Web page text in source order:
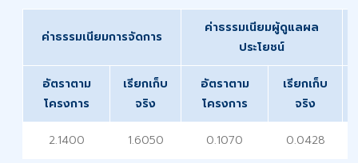
ค่าธรรมเนียมการจัดการ
ค่าธรรมเนียมผู้ดูแลผล
ประโยชน์
อัตราตาม
โครงการ
เรียกเก็บ
จริง
อัตราตาม
โครงการ
เรียกเก็บ
จริง
2.1400 1.6050 0.1070 0.0428